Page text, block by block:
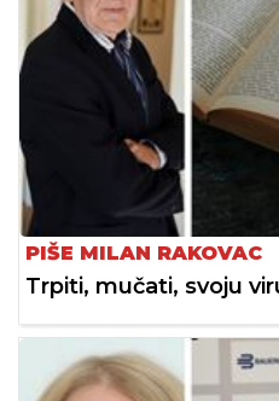
PIŠE MILAN RAKOVAC
Trpiti, mučati, svoju